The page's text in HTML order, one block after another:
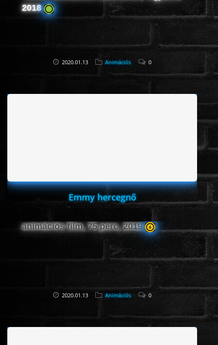
2018
2020.01.13 Animációs 0
Emmy hercegnő
animációs film, 75 perc, 2019
2020.01.13 Animációs 0